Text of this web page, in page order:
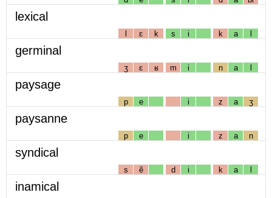
lexical
l ɛ k s i k a l
germinal
ʒ ɛ ʁ m i n a l
paysage
p e i z a ʒ
paysanne
p e i z a n
syndical
s ẽ d i k a l
inamical